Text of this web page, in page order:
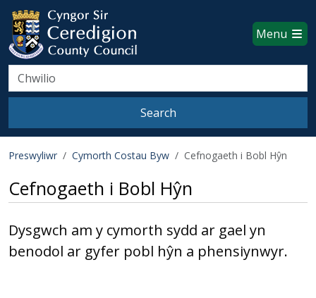
Skip to main content
Ceredigion County Council
Menu
Search
Search
Preswyliwr Cymorth Costau Byw Cefnogaeth i Bobl Hŷn
Cefnogaeth i Bobl Hŷn
Dysgwch am y cymorth sydd ar gael yn
benodol ar gyfer pobl hŷn a phensiynwyr.